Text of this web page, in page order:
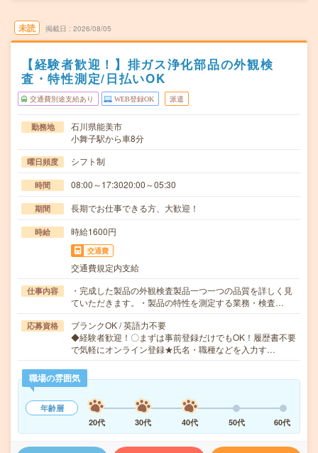
未読 掲載日 2026/08/05
【経験者歓迎！】排ガス浄化部品の外観検
査・特性測定/日払いOK
交通費別途支給あり WEB登録OK 派遣
勤務地
石川県能美市
小舞子駅から車8分
曜日頻度 シフト制
時間 08:00～17:3020:00～05:30
期間 長期でお仕事できる方、大歓迎！
時給 時給1600円
交通費
交通費規定内支給
仕事内容
・完成した製品の外観検査製品一つ一つの品質を詳しく見
ていただきます。・製品の特性を測定する業務・検査…
応募資格
ブランクOK / 英語力不要
◆経験者歓迎！〇まずは事前登録だけでもOK！履歴書不要
で気軽にオンライン登録★氏名・職種などを入力す…
職場の雰囲気
年齢層
20代
30代 40代 50代 60代